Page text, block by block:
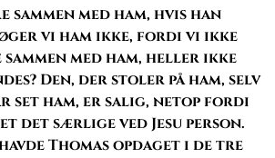
med ham, hvis han
vi ham ikke, fordi vi ikke
med ham, heller ikke
Den, der stoler på ham, selv
set ham, er salig, netop fordi
det særlige ved Jesu person.
Thomas opdaget i de tre